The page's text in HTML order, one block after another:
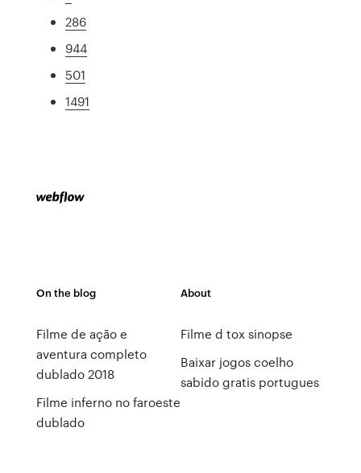
286
944
501
1491
On the blog
Filme de ação e
aventura completo
dublado 2018
Filme inferno no faroeste
dublado
About
Filme d tox sinopse
Baixar jogos coelho
sabido gratis portugues